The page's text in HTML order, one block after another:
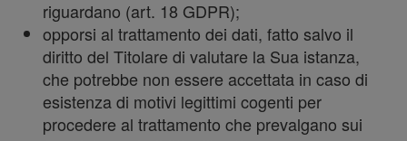
riguardano (art. 18 GDPR);
opporsi al trattamento dei dati, fatto salvo il
diritto del Titolare di valutare la Sua istanza,
che potrebbe non essere accettata in caso di
esistenza di motivi legittimi cogenti per
procedere al trattamento che prevalgano sui